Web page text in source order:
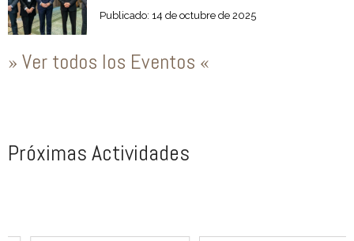
Publicado: 14 de octubre de 2025
» Ver todos los Eventos «
Próximas Actividades